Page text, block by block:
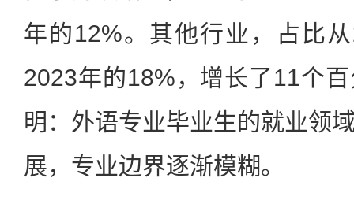
年的12%。其他行业，占比
2023年的18%，增长了11个
明：外语专业毕业生的就业领
展，专业边界逐渐模糊。